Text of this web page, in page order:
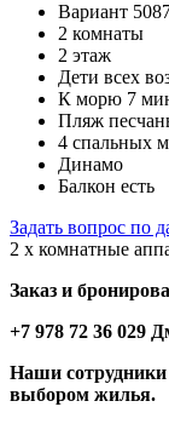
Вариант
2 комнаты
2 этаж
Дети всех
К морю 7
Пляж
4 спальных
Динамо
Балкон есть
Задать вопрос по
2 х комнатные
Заказ и
+7 978 72 36 029
Наши сотрудники
выбором жилья.